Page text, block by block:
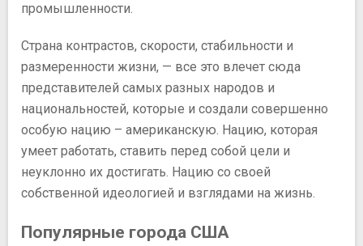
промышленности.
Страна контрастов, скорости, стабильности и
размеренности жизни, — все это влечет сюда
представителей самых разных народов и
национальностей, которые и создали совершенно
особую нацию – американскую. Нацию, которая
умеет работать, ставить перед собой цели и
неуклонно их достигать. Нацию со своей
собственной идеологией и взглядами на жизнь.
Популярные города США